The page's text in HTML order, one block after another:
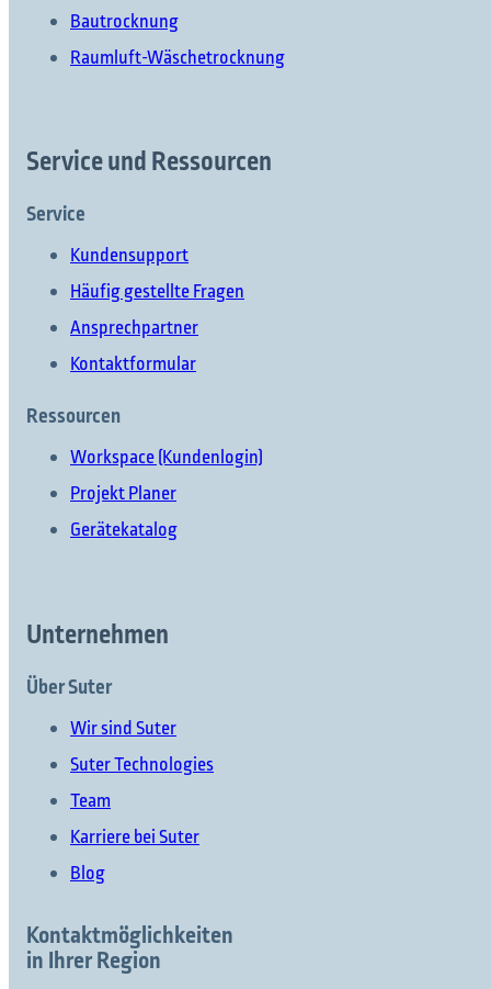
Bautrocknung
Raumluft-Wäschetrocknung
Service und Ressourcen
Service
Kundensupport
Häufig gestellte Fragen
Ansprechpartner
Kontaktformular
Ressourcen
Workspace (Kundenlogin)
Projekt Planer
Gerätekatalog
Unternehmen
Über Suter
Wir sind Suter
Suter Technologies
Team
Karriere bei Suter
Blog
Kontaktmöglichkeiten
in Ihrer Region